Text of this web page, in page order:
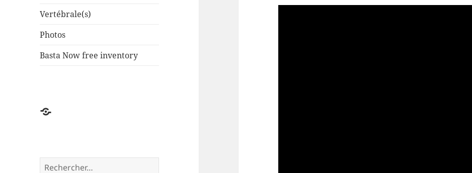
Vertébrale(s)
Photos
Basta Now free inventory
Factuel
Rechercher :